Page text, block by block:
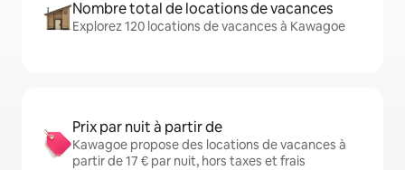
Nombre total de locations de vacances
Explorez 120 locations de vacances à Kawagoe
Prix par nuit à partir de
Kawagoe propose des locations de vacances à
partir de 17 € par nuit, hors taxes et frais